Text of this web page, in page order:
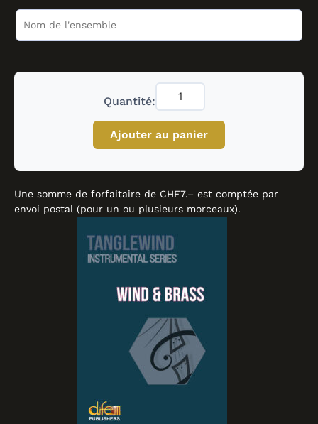
Quantité:
Ajouter au panier
Une somme de forfaitaire de CHF7.– est comptée par
envoi postal (pour un ou plusieurs morceaux).